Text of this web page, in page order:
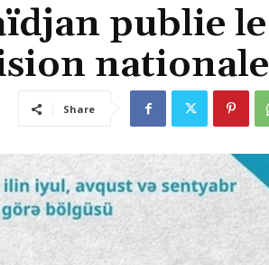
publie le
nationale
Share